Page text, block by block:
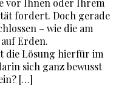
vor Ihnen oder Ihrem
fordert. Doch gerade
– wie die am
Erden.
die Lösung hierfür im
sich ganz bewusst
[…]